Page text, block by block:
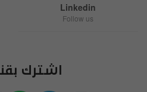
Linkedin
Follow us
اشترك